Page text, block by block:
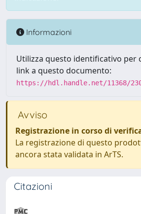
Informazioni
Utilizza questo identificativo per
link a questo documento:
https://hdl.handle.net/11368/
Avviso
Registrazione in corso di
La registrazione di questo
ancora stata validata in ArTS.
Citazioni